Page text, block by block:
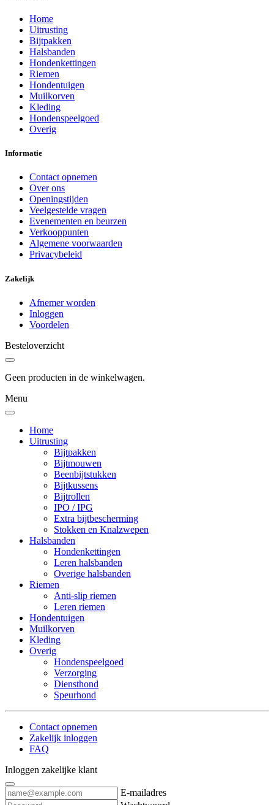
Home
Uitrusting
Bijtpakken
Halsbanden
Hondenkettingen
Riemen
Hondentuigen
Muilkorven
Kleding
Hondenspeelgoed
Overig
Informatie
Contact opnemen
Over ons
Openingstijden
Veelgestelde vragen
Evenementen en beurzen
Verkooppunten
Algemene voorwaarden
Privacybeleid
Zakelijk
Afnemer worden
Inloggen
Voordelen
Besteloverzicht
Geen producten in de winkelwagen.
Menu
Home
Uitrusting
Bijtpakken
Bijtmouwen
Beenbijtstukken
Bijtkussens
Bijtrollen
IPO / IPG
Extra bijtbescherming
Stokken en Knalzwepen
Halsbanden
Hondenkettingen
Leren halsbanden
Overige halsbanden
Riemen
Anti-slip riemen
Leren riemen
Hondentuigen
Muilkorven
Kleding
Overig
Hondenspeelgoed
Verzorging
Diensthond
Speurhond
Contact opnemen
Zakelijk inloggen
FAQ
Inloggen zakelijke klant
E-mailadres